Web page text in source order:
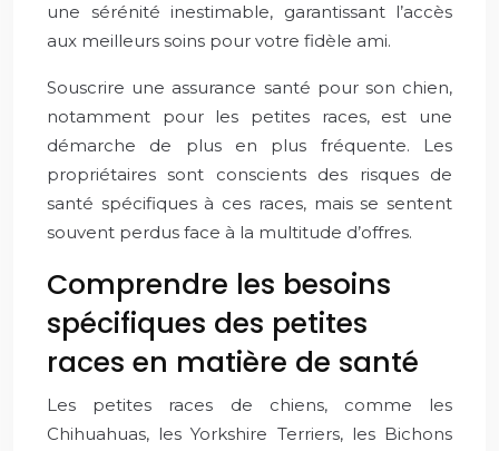
une sérénité inestimable, garantissant l’accès
aux meilleurs soins pour votre fidèle ami.
Souscrire une assurance santé pour son chien,
notamment pour les petites races, est une
démarche de plus en plus fréquente. Les
propriétaires sont conscients des risques de
santé spécifiques à ces races, mais se sentent
souvent perdus face à la multitude d’offres.
Comprendre les besoins
spécifiques des petites
races en matière de santé
Les petites races de chiens, comme les
Chihuahuas, les Yorkshire Terriers, les Bichons